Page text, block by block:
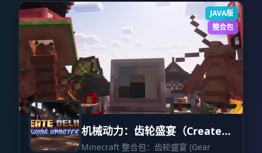
件和文件夹复制并粘贴到上述游戏目录
中。当系统提示是否替换文件时，请务必
选择
替换 重启生效：完
成文件覆盖后，重新启动游戏客户端，即
可看到完整的中文界面。
JAVA版
整合包
机械动力：齿轮盛宴（Create
Delight） Create Delight
Minecraft 整合包：齿轮盛宴 (Gear